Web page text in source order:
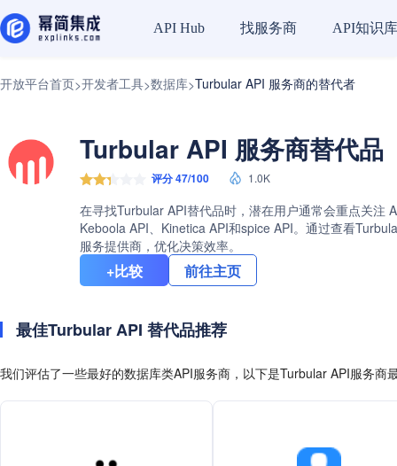
API Hub 找服务商 API知识库
开放平台首页>开发者工具>数据库>Turbular API 服务商的替代者
Turbular API 服务商替代品
评分 47/100 1.0K
在寻找Turbular API替代品时，潜在用户通常会重点关注
Keboola API、Kinetica API和spice API。通过查看
服务提供商，优化决策效率。
+比较 前往主页
最佳Turbular API 替代品推荐
我们评估了一些最好的数据库类API服务商，以下是Turbular API服务商